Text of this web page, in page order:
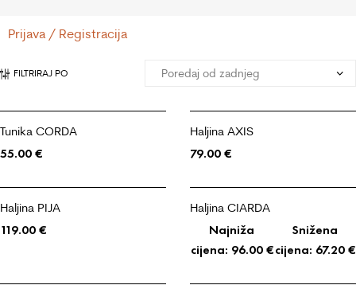
Prijava / Registracija
FILTRIRAJ PO
Tunika CORDA
55.00 €
Haljina AXIS
79.00 €
Haljina PIJA
119.00 €
Haljina CIARDA
Najniža
cijena: 96.00 €
Snižena
cijena: 67.20 €